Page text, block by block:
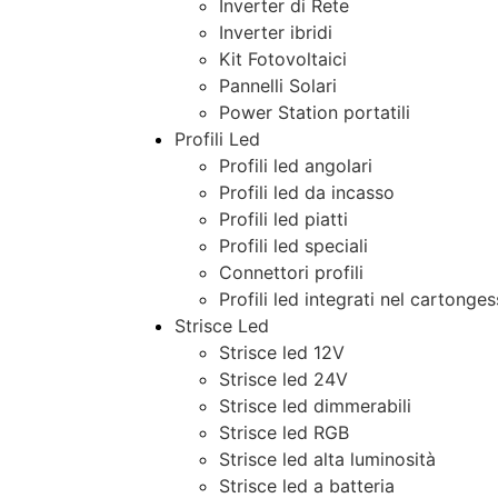
Inverter di Rete
Inverter ibridi
Kit Fotovoltaici
Pannelli Solari
Power Station portatili
Profili Led
Profili led angolari
Profili led da incasso
Profili led piatti
Profili led speciali
Connettori profili
Profili led integrati nel
Strisce Led
Strisce led 12V
Strisce led 24V
Strisce led dimmerabili
Strisce led RGB
Strisce led alta luminosità
Strisce led a batteria